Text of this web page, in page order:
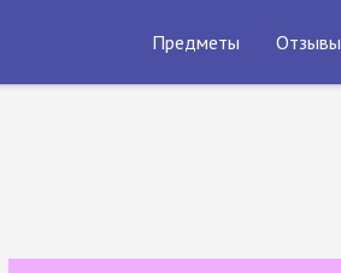
Предметы Отзывы